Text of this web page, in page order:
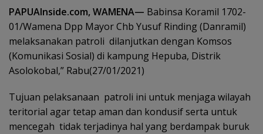
PAPUAInside.com, WAMENA— Babinsa Koramil 1702-
01/Wamena Dpp Mayor Chb Yusuf Rinding (Danramil)
melaksanakan patroli dilanjutkan dengan Komsos
(Komunikasi Sosial) di kampung Hepuba, Distrik
Asolokobal,” Rabu(27/01/2021)
Tujuan pelaksanaan patroli ini untuk menjaga wilayah
teritorial agar tetap aman dan kondusif serta untuk
mencegah tidak terjadinya hal yang berdampak buruk